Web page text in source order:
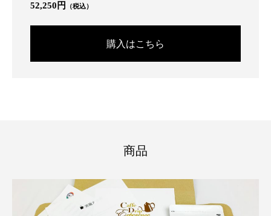
52,250円 （税込）
購入はこちら
商品